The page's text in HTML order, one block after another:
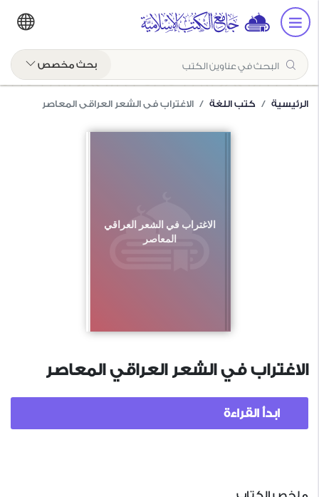
بحث مخصص
الرئيسية كتب اللغة الاغتراب في الشعر العراقي المعاصر
الاغتراب في الشعر العراقي
المعاصر
الاغتراب في الشعر العراقي المعاصر
ابدأ القراءة